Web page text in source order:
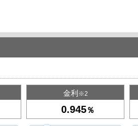
金利 ※2
％